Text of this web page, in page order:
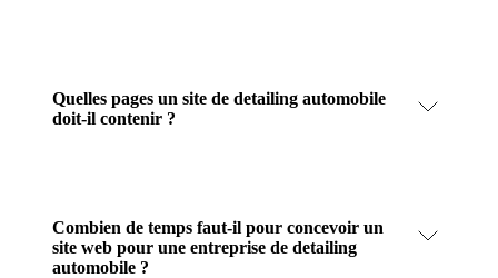
Quelles pages un site de detailing automobile
doit-il contenir ?
Combien de temps faut-il pour concevoir un
site web pour une entreprise de detailing
automobile ?